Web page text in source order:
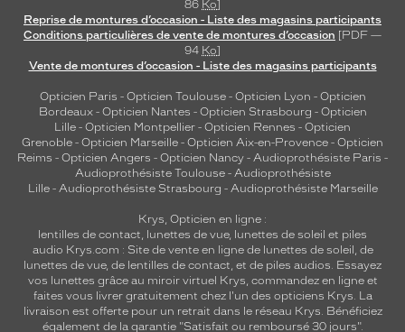
86 Ko]
Reprise de montures d’occasion - Liste des magasins participants
Conditions particulières de vente de montures d’occasion [PDF —
94 Ko]
Vente de montures d’occasion - Liste des magasins participants
Opticien Paris - Opticien Toulouse- Opticien Lyon - Opticien
Bordeaux- Opticien Nantes - Opticien Strasbourg - Opticien
Lille - Opticien Montpellier - Opticien Rennes - Opticien
Grenoble - Opticien Marseille - Opticien Aix-en-Provence - Opticien
Reims - Opticien Angers - Opticien Nancy - Audioprothésiste Paris -
Audioprothésiste Toulouse- Audioprothésiste
Lille- Audioprothésiste Strasbourg - Audioprothésiste Marseille
Krys, Opticien en ligne :
lentilles de contact, lunettes de vue, lunettes de soleil et piles
audio Krys.com : Site de vente en ligne de lunettes de soleil, de
lunettes de vue, de lentilles de contact, et de piles audios. Essayez
vos lunettes grâce au miroir virtuel Krys, commandez en ligne et
faites vous livrer gratuitement chez l'un des opticiens Krys. La
livraison est offerte pour un retrait dans le réseau Krys. Bénéficiez
également de la garantie "Satisfait ou remboursé 30 jours".